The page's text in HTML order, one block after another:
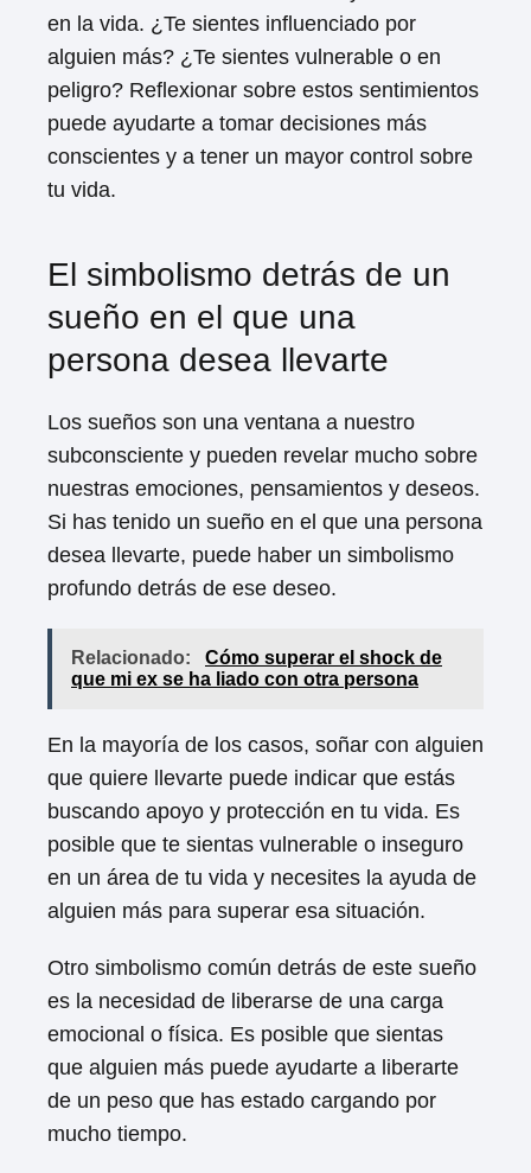
en la vida. ¿Te sientes influenciado por
alguien más? ¿Te sientes vulnerable o en
peligro? Reflexionar sobre estos sentimientos
puede ayudarte a tomar decisiones más
conscientes y a tener un mayor control sobre
tu vida.
El simbolismo detrás de un
sueño en el que una
persona desea llevarte
Los sueños son una ventana a nuestro
subconsciente y pueden revelar mucho sobre
nuestras emociones, pensamientos y deseos.
Si has tenido un sueño en el que una persona
desea llevarte, puede haber un simbolismo
profundo detrás de ese deseo.
Relacionado:
Cómo superar el shock de
que mi ex se ha liado con otra persona
En la mayoría de los casos, soñar con alguien
que quiere llevarte puede indicar que estás
buscando apoyo y protección en tu vida. Es
posible que te sientas vulnerable o inseguro
en un área de tu vida y necesites la ayuda de
alguien más para superar esa situación.
Otro simbolismo común detrás de este sueño
es la necesidad de liberarse de una carga
emocional o física. Es posible que sientas
que alguien más puede ayudarte a liberarte
de un peso que has estado cargando por
mucho tiempo.